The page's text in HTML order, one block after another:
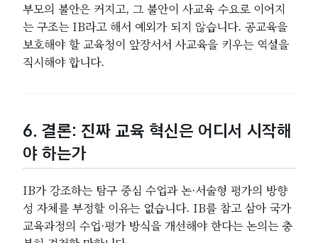
부모의 불안은 커지고, 그 불안이 사교육 수요로 이어지
는 구조는 IB라고 해서 예외가 되지 않습니다. 공교육을
보호해야 할 교육청이 앞장서서 사교육을 키우는 역설을
직시해야 합니다.
6. 결론: 진짜 교육 혁신은 어디서 시작해
야 하는가
IB가 강조하는 탐구 중심 수업과 논·서술형 평가의 방향
성 자체를 부정할 이유는 없습니다. IB를 참고 삼아 국가
교육과정의 수업·평가 방식을 개선해야 한다는 논의는 충